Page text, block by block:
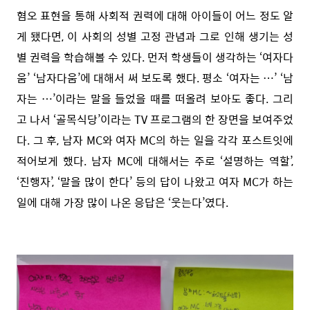
혐오 표현을 통해 사회적 권력에 대해 아이들이 어느 정도 알
게 됐다면, 이 사회의 성별 고정 관념과 그로 인해 생기는 성
별 권력을 학습해볼 수 있다. 먼저 학생들이 생각하는 ‘여자다
움’ ‘남자다움’에 대해서 써 보도록 했다. 평소 ‘여자는 …’ ‘남
자는 …’이라는 말을 들었을 때를 떠올려 보아도 좋다. 그리
고 나서 ‘골목식당’이라는 TV 프로그램의 한 장면을 보여주었
다. 그 후, 남자 MC와 여자 MC의 하는 일을 각각 포스트잇에
적어보게 했다. 남자 MC에 대해서는 주로 ‘설명하는 역할’,
‘진행자’, ‘말을 많이 한다’ 등의 답이 나왔고 여자 MC가 하는
일에 대해 가장 많이 나온 응답은 ‘웃는다’였다.